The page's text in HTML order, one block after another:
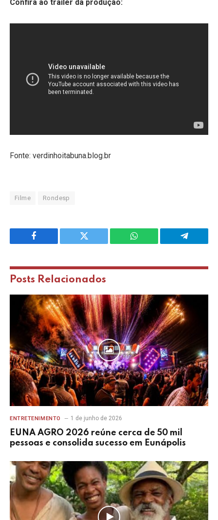
Confira ao trailer da produção:
Fonte: verdinhoitabuna.blog.br
Filme Rondesp
Facebook Twitter WhatsApp Telegram
Posts Relacionados
ENTRETENIMENTO 1 de junho de 2026
EUNA AGRO 2026 reúne cerca de 50 mil
pessoas e consolida sucesso em Eunápolis